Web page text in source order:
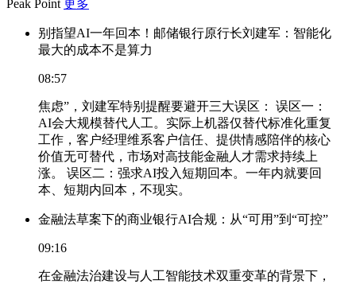
Peak Point 更多
别指望AI一年回本！邮储银行原行长刘建军：智能化
最大的成本不是算力
08:57
焦虑”，刘建军特别提醒要避开三大误区： 误区一：
AI会大规模替代人工。实际上机器仅替代标准化重复
工作，客户经理维系客户信任、提供情感陪伴的核心
价值无可替代，市场对高技能金融人才需求持续上
涨。 误区二：强求AI投入短期回本。一年内就要回
本、短期内回本，不现实。
金融法草案下的商业银行AI合规：从“可用”到“可控”
09:16
在金融法治建设与人工智能技术双重变革的背景下，